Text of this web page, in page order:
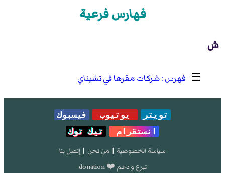
فهارس فرعية
ش
☰ شركات مقرها في تشيناي
تويتر يوتيوب
فيسبوك
انستقرام
تيك توك
سياسة الخصوصية | من نحن | إتصل بنا
تبرع و دعم ❤️ donation